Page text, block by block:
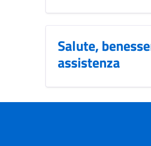
Salute,
assistenza